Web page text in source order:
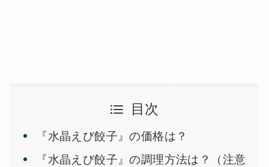
目次
『水晶えび餃子』の価格は？
『水晶えび餃子』の調理方法は？（注意